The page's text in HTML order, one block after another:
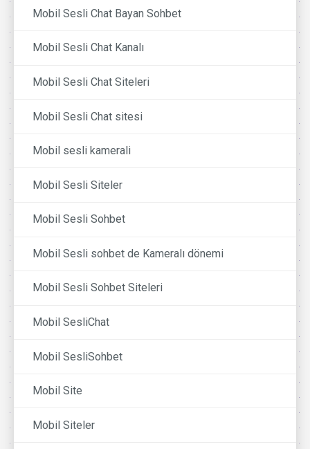
Mobil Sesli Chat Bayan Sohbet
Mobil Sesli Chat Kanalı
Mobil Sesli Chat Siteleri
Mobil Sesli Chat sitesi
Mobil sesli kamerali
Mobil Sesli Siteler
Mobil Sesli Sohbet
Mobil Sesli sohbet de Kameralı dönemi
Mobil Sesli Sohbet Siteleri
Mobil SesliChat
Mobil SesliSohbet
Mobil Site
Mobil Siteler